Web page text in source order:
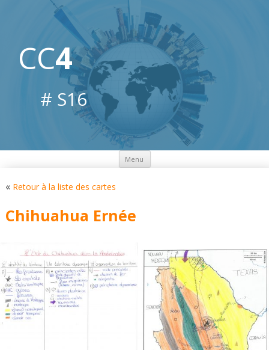
CC4
# S16
Menu Aller
contenu
« Retour à la liste des cartes
Chihuahua Ernée